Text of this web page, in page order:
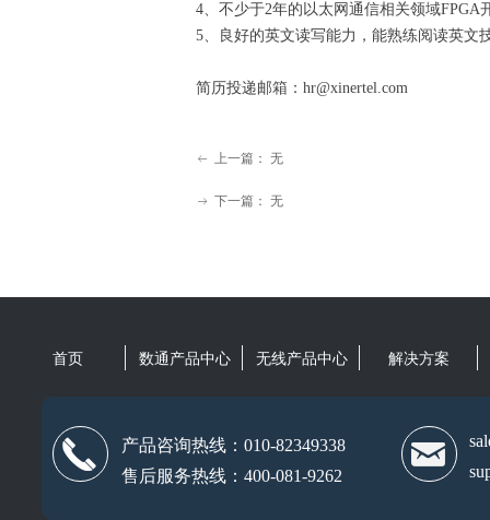
4、不少于2年的以太网通信相关领域
5、良好的英文读写能力，能熟练阅读英文
简历投递邮箱：hr@xinertel.com
ꂃ 上一篇： 无
ꁹ 下一篇： 无
产品咨询热线：010-82349338
售后服务热线：400-081-9262
首页 数通产品中心 无线产品中心 解决方案
끅 낂